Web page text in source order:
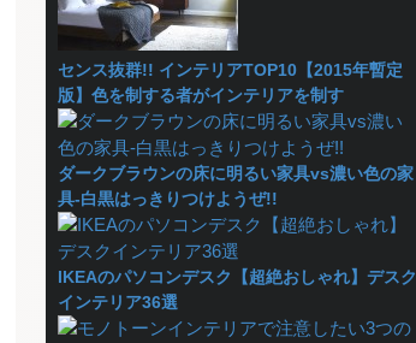
センス抜群!! インテリアTOP10【2015年暫定
版】色を制する者がインテリアを制す
ダークブラウンの床に明るい家具vs濃い色の家
具-白黒はっきりつけようぜ!!
IKEAのパソコンデスク【超絶おしゃれ】デスク
インテリア36選